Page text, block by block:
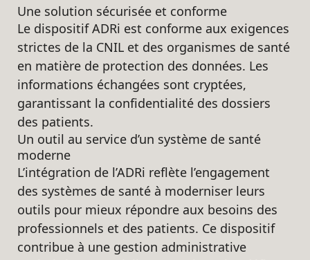
Une solution sécurisée et conforme
Le dispositif ADRi est conforme aux exigences
strictes de la CNIL et des organismes de santé
en matière de protection des données. Les
informations échangées sont cryptées,
garantissant la confidentialité des dossiers
des patients.
Un outil au service d’un système de santé
moderne
L’intégration de l’ADRi reflète l’engagement
des systèmes de santé à moderniser leurs
outils pour mieux répondre aux besoins des
professionnels et des patients. Ce dispositif
contribue à une gestion administrative